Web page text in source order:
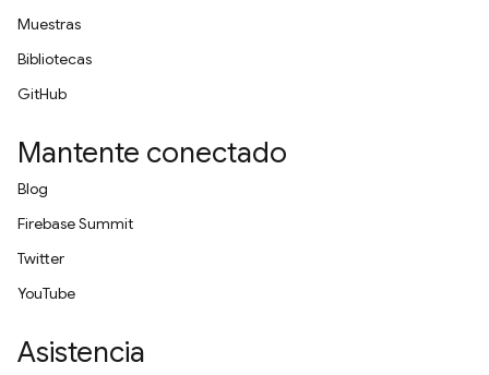
Muestras
Bibliotecas
GitHub
Mantente conectado
Blog
Firebase Summit
Twitter
YouTube
Asistencia